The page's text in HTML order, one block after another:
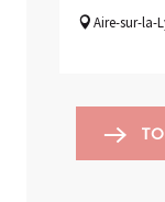
Aire-sur-la-